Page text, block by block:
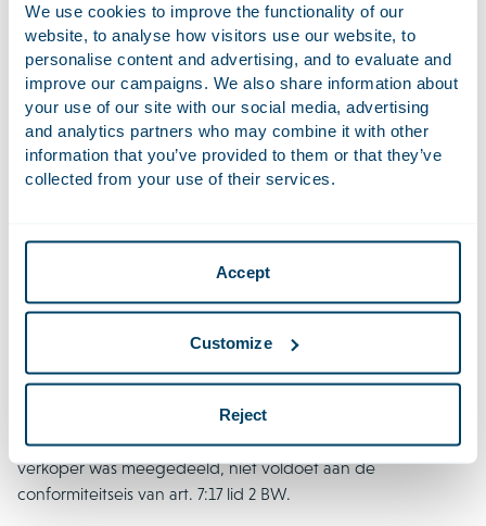
We use cookies to improve the functionality of our
website, to analyse how visitors use our website, to
personalise content and advertising, and to evaluate and
improve our campaigns. We also share information about
your use of our site with our social media, advertising
and analytics partners who may combine it with other
information that you’ve provided to them or that they’ve
collected from your use of their services.
Accept
Customize
Reject
Koopovereenkomst elektrische auto kan
worden ontbonden als actieradius
significant lager is dan medegedeeld door de
dealer
Civiel
Een autodealer had medegedeeld dat een bepaald type
op grond van deze mededeling redelijkerwijs mocht
verwachten dat de auto ook in de winter een significant
hogere actieradius zou hebben dan de daadwerkelijke 300
cassatieklachten. Volgens de HR heeft het hof op
begrijpelijke wijze geoordeeld dat een elektrische auto die
in de winter ruim 35% minder bereik heeft dan door de
verkoper was meegedeeld, niet voldoet aan de
conformiteitseis van art. 7:17 lid 2 BW.